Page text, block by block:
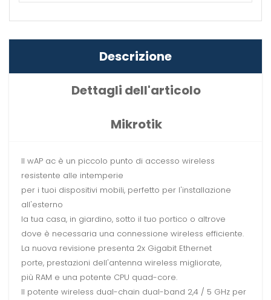
Descrizione
Dettagli dell'articolo
Mikrotik
Il wAP ac è un piccolo punto di accesso wireless
resistente alle intemperie
per i tuoi dispositivi mobili, perfetto per l'installazione
all'esterno
la tua casa, in giardino, sotto il tuo portico o altrove
dove è necessaria una connessione wireless efficiente.
La nuova revisione presenta 2x Gigabit Ethernet
porte, prestazioni dell'antenna wireless migliorate,
più RAM e una potente CPU quad-core.
Il potente wireless dual-chain dual-band 2,4 / 5 GHz per